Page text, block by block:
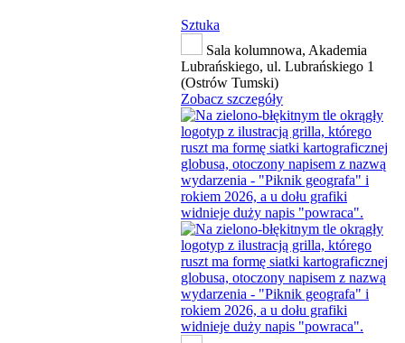
Sztuka
Sala kolumnowa, Akademia
Lubrańskiego, ul. Lubrańskiego 1
(Ostrów Tumski)
Zobacz szczegóły